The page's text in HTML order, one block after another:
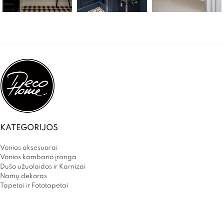
KATEGORIJOS
Vonios aksesuarai
Vonios kambario įranga
Dušo užuolaidos ir Karnizai
Namų dekoras
Tapetai ir Fototapetai